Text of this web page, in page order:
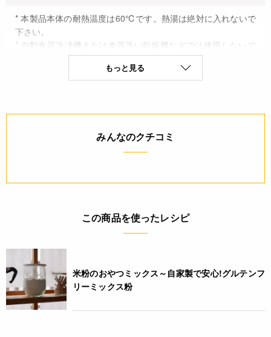
* 本製品本体の耐熱温度は60℃です。熱湯は絶対に入れないで
下さい。
* 自動食器洗浄機または食器洗い乾燥機などでは使用しないで
* 火の側や熱い物の側に置かないで下さい。
・諸事情により、予告なく販売終了になる場合がございます。
◆耐熱温度 本体：-20℃～60℃
◆容量 1.1L
＜商品特徴＞
・本体は衝撃に強く軽い素材
もっと見る
みんなのクチコミ
この商品を使ったレシピ
米粉のおやつミックス～自家製で安心!グルテンフ
リーミックス粉